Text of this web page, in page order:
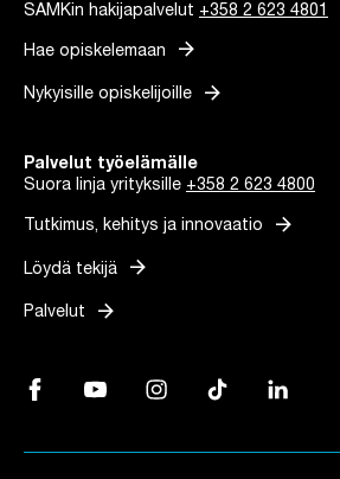
SAMKin hakijapalvelut +358 2 623 4801
Hae opiskelemaan arrow_forward
Nykyisille opiskelijoille arrow_forward
Palvelut työelämälle
Suora linja yrityksille +358 2 623 4800
Tutkimus, kehitys ja innovaatio arrow_forward
Löydä tekijä arrow_forward
Palvelut arrow_forward
Facebook, Linkki avautuu uuteen
YouTube, Linkki avautuu uuteen
Instagram, Linkki
TikTok, Linkki